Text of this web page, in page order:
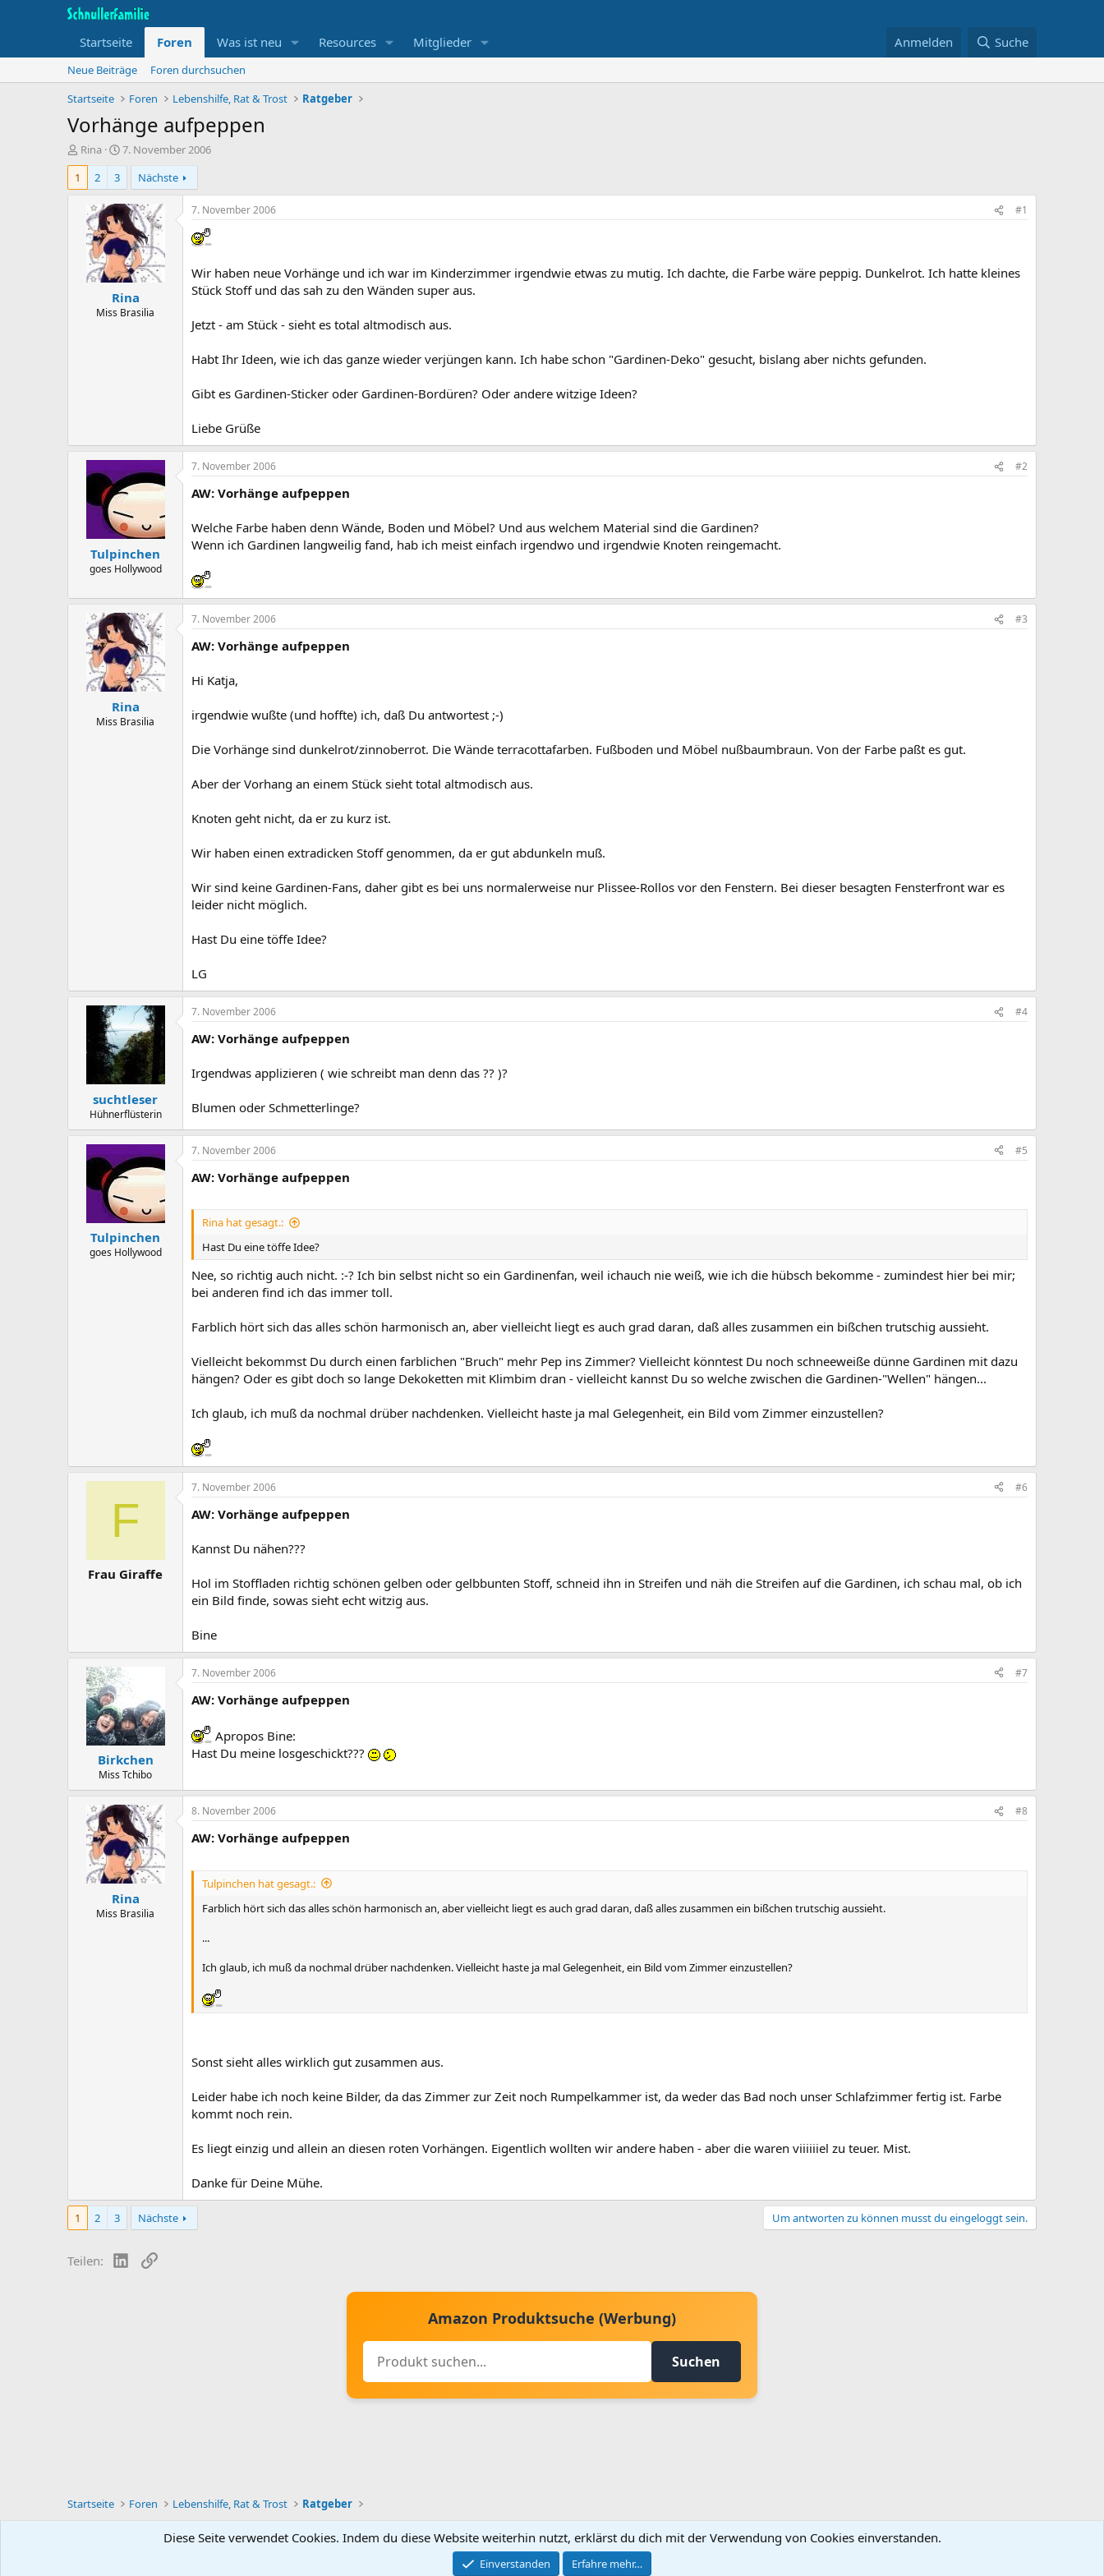
Startseite Foren Was ist neu Resources Mitglieder Anmelden Suche
Neue Beiträge
Foren durchsuchen
Startseite
Foren Lebenshilfe, Rat & Trost Ratgeber
Vorhänge aufpeppen
T
h
m
Rina
B
e
i
n
n
d
a
t
u
m
7. November 2006
1
2 3 Nächste
Rina
Miss Brasilia
7. November 2006 #1
Wir haben neue Vorhänge und ich war im Kinderzimmer irgendwie etwas zu mutig. Ich dachte, die Farbe wäre peppig. Dunkelrot. Ich hatte kleines
Stück Stoff und das sah zu den Wänden super aus.
Jetzt - am Stück - sieht es total altmodisch aus.
Habt Ihr Ideen, wie ich das ganze wieder verjüngen kann. Ich habe schon "Gardinen-Deko" gesucht, bislang aber nichts gefunden.
Gibt es Gardinen-Sticker oder Gardinen-Bordüren? Oder andere witzige Ideen?
Liebe Grüße
Tulpinchen
goes Hollywood
7. November 2006 #2
AW: Vorhänge aufpeppen
Welche Farbe haben denn Wände, Boden und Möbel? Und aus welchem Material sind die Gardinen?
Wenn ich Gardinen langweilig fand, hab ich meist einfach irgendwo und irgendwie Knoten reingemacht.
Rina
Miss Brasilia
7. November 2006 #3
AW: Vorhänge aufpeppen
Hi Katja,
irgendwie wußte (und hoffte) ich, daß Du antwortest ;-)
Die Vorhänge sind dunkelrot/zinnoberrot. Die Wände terracottafarben. Fußboden und Möbel nußbaumbraun. Von der Farbe paßt es gut.
Aber der Vorhang an einem Stück sieht total altmodisch aus.
Knoten geht nicht, da er zu kurz ist.
Wir haben einen extradicken Stoff genommen, da er gut abdunkeln muß.
Wir sind keine Gardinen-Fans, daher gibt es bei uns normalerweise nur Plissee-Rollos vor den Fenstern. Bei dieser besagten Fensterfront war es
leider nicht möglich.
Hast Du eine töffe Idee?
LG
suchtleser
Hühnerflüsterin
7. November 2006 #4
AW: Vorhänge aufpeppen
Irgendwas applizieren ( wie schreibt man denn das ?? )?
Blumen oder Schmetterlinge?
Tulpinchen
goes Hollywood
7. November 2006 #5
AW: Vorhänge aufpeppen
Rina hat gesagt.:
Hast Du eine töffe Idee?
Nee, so richtig auch nicht. :-? Ich bin selbst nicht so ein Gardinenfan, weil ichauch nie weiß, wie ich die hübsch bekomme - zumindest hier bei mir;
bei anderen find ich das immer toll.
Farblich hört sich das alles schön harmonisch an, aber vielleicht liegt es auch grad daran, daß alles zusammen ein bißchen trutschig aussieht.
Vielleicht bekommst Du durch einen farblichen "Bruch" mehr Pep ins Zimmer? Vielleicht könntest Du noch schneeweiße dünne Gardinen mit dazu
hängen? Oder es gibt doch so lange Dekoketten mit Klimbim dran - vielleicht kannst Du so welche zwischen die Gardinen-"Wellen" hängen...
Ich glaub, ich muß da nochmal drüber nachdenken. Vielleicht haste ja mal Gelegenheit, ein Bild vom Zimmer einzustellen?
F
Frau Giraffe
7. November 2006 #6
AW: Vorhänge aufpeppen
Kannst Du nähen???
Hol im Stoffladen richtig schönen gelben oder gelbbunten Stoff, schneid ihn in Streifen und näh die Streifen auf die Gardinen, ich schau mal, ob ich
ein Bild finde, sowas sieht echt witzig aus.
Bine
Birkchen
Miss Tchibo
7. November 2006 #7
AW: Vorhänge aufpeppen
Apropos Bine:
Hast Du meine losgeschickt???
Rina
Miss Brasilia
8. November 2006 #8
AW: Vorhänge aufpeppen
Tulpinchen hat gesagt.:
Farblich hört sich das alles schön harmonisch an, aber vielleicht liegt es auch grad daran, daß alles zusammen ein bißchen trutschig aussieht.
...
Ich glaub, ich muß da nochmal drüber nachdenken. Vielleicht haste ja mal Gelegenheit, ein Bild vom Zimmer einzustellen?
Sonst sieht alles wirklich gut zusammen aus.
Leider habe ich noch keine Bilder, da das Zimmer zur Zeit noch Rumpelkammer ist, da weder das Bad noch unser Schlafzimmer fertig ist. Farbe
kommt noch rein.
Es liegt einzig und allein an diesen roten Vorhängen. Eigentlich wollten wir andere haben - aber die waren viiiiiiel zu teuer. Mist.
Danke für Deine Mühe.
1 2 3 Nächste Um antworten zu können musst du eingeloggt sein.
Teilen: LinkedIn
Link
Amazon Produktsuche (Werbung)
Suchen
Startseite Foren Lebenshilfe, Rat & Trost Ratgeber
Deutsch [Du] Kontakt aufnehmen Bedingungen und Regeln Datenschutz Hilfe
Community platform by XenForo © 2010-2024 XenForo Ltd.
Diese Seite verwendet Cookies. Indem du diese Website weiterhin nutzt, erklärst du dich mit der Verwendung von Cookies einverstanden.
Einverstanden Erfahre mehr…